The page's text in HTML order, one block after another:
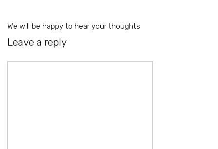
We will be happy to hear your thoughts
Leave a reply